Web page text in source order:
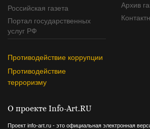
Российская газета
Портал государственных
услуг РФ
Противодействие коррупции
Противодействие
терроризму
Архив
О проекте Info-Art.RU
Проект info-art.ru - это официальная электронная